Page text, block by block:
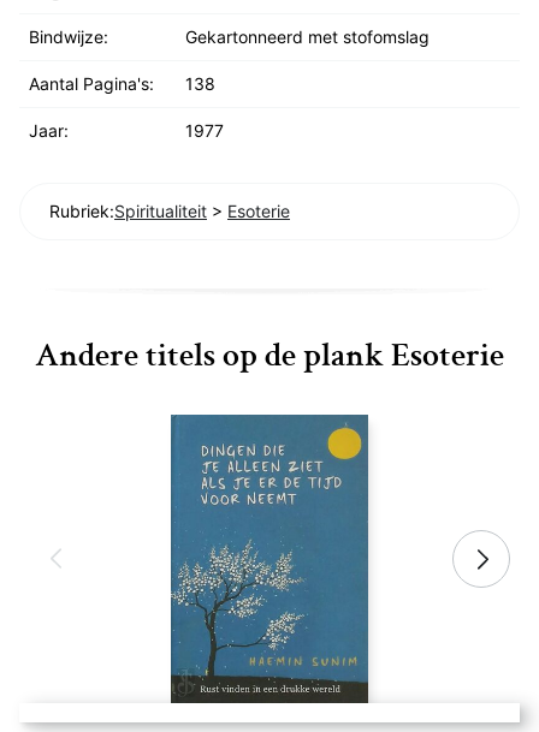
Bindwijze: Gekartonneerd met stofomslag
Aantal Pagina's: 138
Jaar: 1977
Rubriek:Spiritualiteit > Esoterie
Andere titels op de plank Esoterie